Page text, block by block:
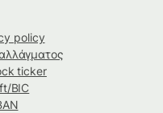
policy
ticker
BIC